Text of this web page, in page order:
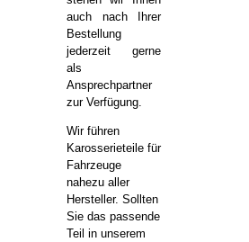
auch nach Ihrer
Bestellung
jederzeit gerne
als
Ansprechpartner
zur Verfügung.
Wir führen
Karosserieteile für
Fahrzeuge
nahezu aller
Hersteller. Sollten
Sie das passende
Teil in unserem